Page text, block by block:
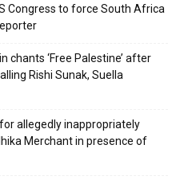
Congress to force South Africa
chants ‘Free Palestine’ after
Rishi Sunak, Suella
allegedly inappropriately
Merchant in presence of